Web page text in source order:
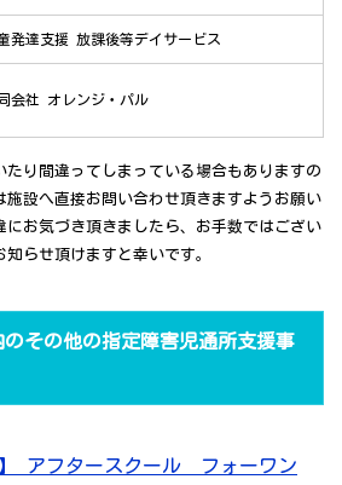
発達支援 放課後等デイサービス
会社 オレンジ・パル
り間違ってしまっている場合もありますの
施設へ直接お問い合わせ頂きますようお願い
にお気づき頂きましたら、お手数ではござい
らせ頂けますと幸いです。
その他の指定障害児通所支援事
】 アフタースクール フォーワン